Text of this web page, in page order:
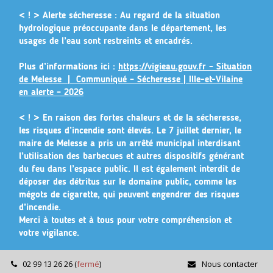
< ! > Alerte sécheresse : Au regard de la situation
hydrologique préoccupante dans le département, les
usages de l’eau sont restreints et encadrés.
Plus d’informations ici : https://vigieau.gouv.fr – Situation
de Melesse | Communiqué – Sécheresse | Ille-et-Vilaine
en alerte – 2026
< ! > En raison des fortes chaleurs et de la sécheresse,
les risques d’incendie sont élevés. Le 7 juillet dernier, le
maire de Melesse a pris un arrêté municipal interdisant
l’utilisation des barbecues et autres dispositifs générant
du feu dans l’espace public. Il est également interdit de
déposer des détritus sur le domaine public, comme les
mégots de cigarette, qui peuvent engendrer des risques
d’incendie.
Merci à toutes et à tous pour votre compréhension et
votre vigilance.
02 99 13 26 26(fermé) Nous contacter